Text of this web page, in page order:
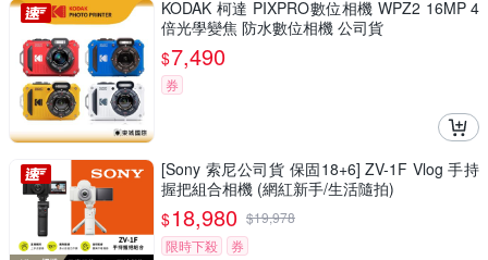
KODAK 柯達 PIXPRO數位相機 WPZ2 16MP 4
倍光學變焦 防水數位相機 公司貨
$7,490
券
[Sony 索尼公司貨 保固18+6] ZV-1F Vlog 手持
握把組合相機 (網紅新手/生活隨拍)
$18,980 $19,978
限時下殺
券